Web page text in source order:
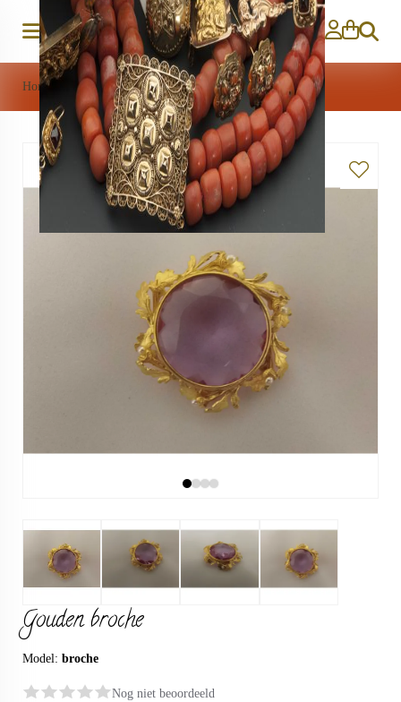
Zoeken
Home Sieraden>Gouden broche
Gouden broche
Model: broche
Nog niet beoordeeld